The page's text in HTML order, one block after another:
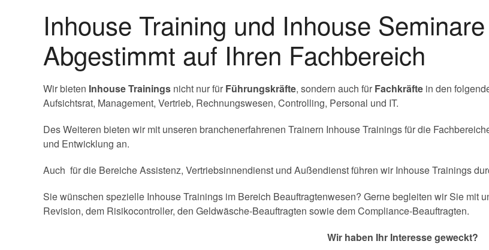
Inhouse Training und Inhouse
Abgestimmt auf Ihren Fachbereich
Wir bieten Inhouse Trainings nicht nur für Führungskräfte, sondern auch für Fachkräfte in den
Aufsichtsrat, Management, Vertrieb, Rechnungswesen, Controlling, Personal und IT.
Des Weiteren bieten wir mit unseren branchenerfahrenen Trainern Inhouse Trainings für die
und Entwicklung an.
Auch für die Bereiche Assistenz, Vertriebsinnendienst und Außendienst führen wir Inhouse Trainings
Sie wünschen spezielle Inhouse Trainings im Bereich Beauftragtenwesen? Gerne begleiten wir Sie mit
Revision, dem Risikocontroller, den Geldwäsche-Beauftragten sowie dem Compliance-Beauftragten.
Wir haben Ihr Interesse geweckt?